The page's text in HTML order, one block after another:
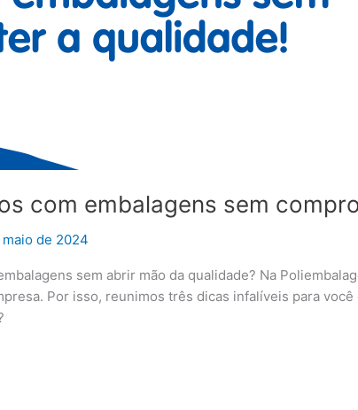
com embalagens sem
de 2024
sem abrir mão da qualidade? Na
Por isso, reunimos três dicas infalíveis para